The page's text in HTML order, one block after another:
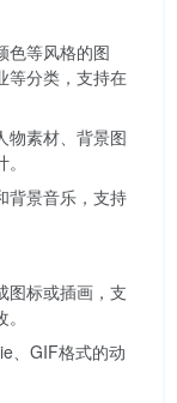
色等风格的图
等分类，支持在
物素材、背景图
背景音乐，支持
图标或插画，支
、GIF格式的动